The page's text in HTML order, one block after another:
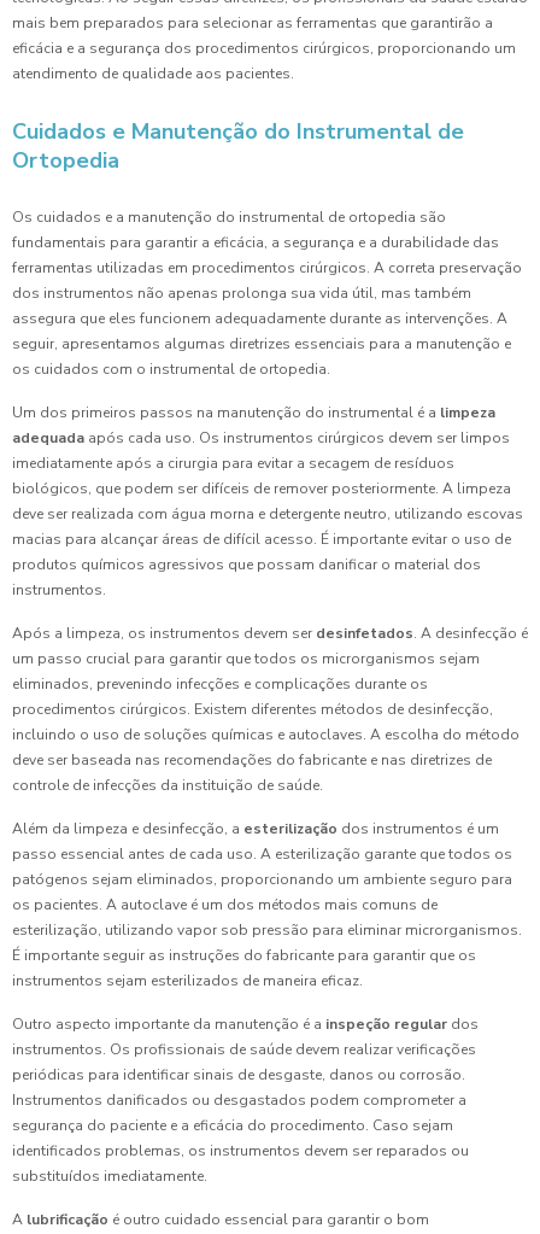
mais bem preparados para selecionar as ferramentas que garantirão a
eficácia e a segurança dos procedimentos cirúrgicos, proporcionando um
atendimento de qualidade aos pacientes.
Cuidados e Manutenção do Instrumental de
Ortopedia
Os cuidados e a manutenção do instrumental de ortopedia são
fundamentais para garantir a eficácia, a segurança e a durabilidade das
ferramentas utilizadas em procedimentos cirúrgicos. A correta preservação
dos instrumentos não apenas prolonga sua vida útil, mas também
assegura que eles funcionem adequadamente durante as intervenções. A
seguir, apresentamos algumas diretrizes essenciais para a manutenção e
os cuidados com o instrumental de ortopedia.
Um dos primeiros passos na manutenção do instrumental é a limpeza
adequada após cada uso. Os instrumentos cirúrgicos devem ser limpos
imediatamente após a cirurgia para evitar a secagem de resíduos
biológicos, que podem ser difíceis de remover posteriormente. A limpeza
deve ser realizada com água morna e detergente neutro, utilizando escovas
macias para alcançar áreas de difícil acesso. É importante evitar o uso de
produtos químicos agressivos que possam danificar o material dos
instrumentos.
Após a limpeza, os instrumentos devem ser desinfetados. A desinfecção é
um passo crucial para garantir que todos os microrganismos sejam
eliminados, prevenindo infecções e complicações durante os
procedimentos cirúrgicos. Existem diferentes métodos de desinfecção,
incluindo o uso de soluções químicas e autoclaves. A escolha do método
deve ser baseada nas recomendações do fabricante e nas diretrizes de
controle de infecções da instituição de saúde.
Além da limpeza e desinfecção, a esterilização dos instrumentos é um
passo essencial antes de cada uso. A esterilização garante que todos os
patógenos sejam eliminados, proporcionando um ambiente seguro para
os pacientes. A autoclave é um dos métodos mais comuns de
esterilização, utilizando vapor sob pressão para eliminar microrganismos.
É importante seguir as instruções do fabricante para garantir que os
instrumentos sejam esterilizados de maneira eficaz.
Outro aspecto importante da manutenção é a inspeção regular dos
instrumentos. Os profissionais de saúde devem realizar verificações
periódicas para identificar sinais de desgaste, danos ou corrosão.
Instrumentos danificados ou desgastados podem comprometer a
segurança do paciente e a eficácia do procedimento. Caso sejam
identificados problemas, os instrumentos devem ser reparados ou
substituídos imediatamente.
A lubrificação é outro cuidado essencial para garantir o bom